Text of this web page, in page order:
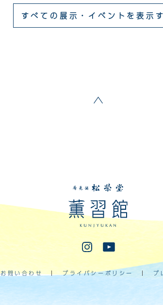
すべての展示・イベントを表示
ページトップへ戻る
InstagramYoutube
お問い合わせ プライバシーポリシー プ